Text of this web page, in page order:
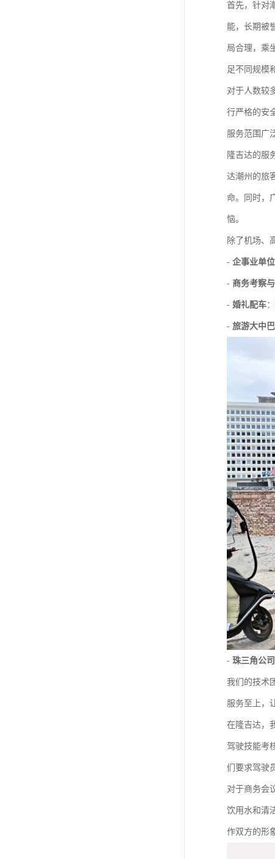
首先，针对
能，长期被
局合理，乘
足不同规模
对于人数较
行严格的安
服务范围广
隆吉达的服
达潮州的旅
命。同时，
恼。
除了机场、
- 企事业单
- 商务考察
- 婚礼配车
- 旅游大中
- 珠三角公
我们的技术
服务至上，
在隆吉达，
驾驶技能考
们要求驾驶
对于商务会
饮用水和清
作双方的形